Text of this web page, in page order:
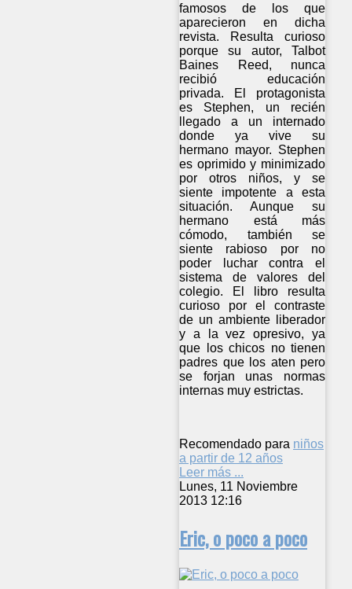
famosos de los que
aparecieron en dicha
revista. Resulta curioso
porque su autor, Talbot
Baines Reed, nunca
recibió educación
privada. El protagonista
es Stephen, un recién
llegado a un internado
donde ya vive su
hermano mayor. Stephen
es oprimido y minimizado
por otros niños, y se
siente impotente a esta
situación. Aunque su
hermano está más
cómodo, también se
siente rabioso por no
poder luchar contra el
sistema de valores del
colegio. El libro resulta
curioso por el contraste
de un ambiente liberador
y a la vez opresivo, ya
que los chicos no tienen
padres que los aten pero
se forjan unas normas
internas muy estrictas.
Recomendado para niños
a partir de 12 años
Leer más ...
Lunes, 11 Noviembre
2013 12:16
Eric, o poco a poco